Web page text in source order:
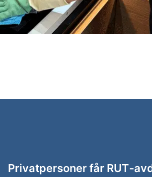
Privatpersoner får RUT-